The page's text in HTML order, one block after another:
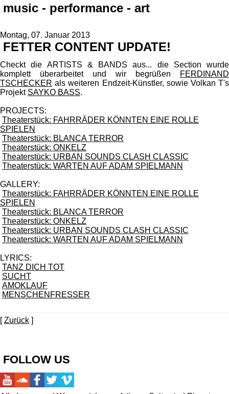
music - performance - art
Montag, 07. Januar 2013
FETTER CONTENT UPDATE!
Checkt die ARTISTS & BANDS aus... die Section wurde
komplett überarbeitet und wir begrüßen
FERDINAND
TSCHECKER als weiteren Endzeit-Künstler, sowie Volkan T's
Projekt SAYKO BASS.
PROJECTS:
Theaterstück: FAHRRÄDER KÖNNTEN EINE ROLLE
SPIELEN
Theaterstück: BLANCA TERROR
Theaterstück: ONKELZ
Theaterstück: URBAN SOUNDS CLASH CLASSIC
Theaterstück: WARTEN AUF ADAM SPIELMANN
GALLERY:
Theaterstück: FAHRRÄDER KÖNNTEN EINE ROLLE
SPIELEN
Theaterstück: BLANCA TERROR
Theaterstück: ONKELZ
Theaterstück: URBAN SOUNDS CLASH CLASSIC
Theaterstück: WARTEN AUF ADAM SPIELMANN
LYRICS:
TANZ DICH TOT
SUCHT
AMOKLAUF
MENSCHENFRESSER
[Zurück ]
FOLLOW US